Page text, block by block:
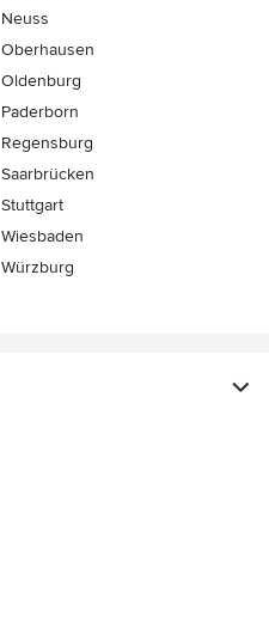
Neuss
Oberhausen
Oldenburg
Paderborn
Regensburg
Saarbrücken
Stuttgart
Wiesbaden
Würzburg